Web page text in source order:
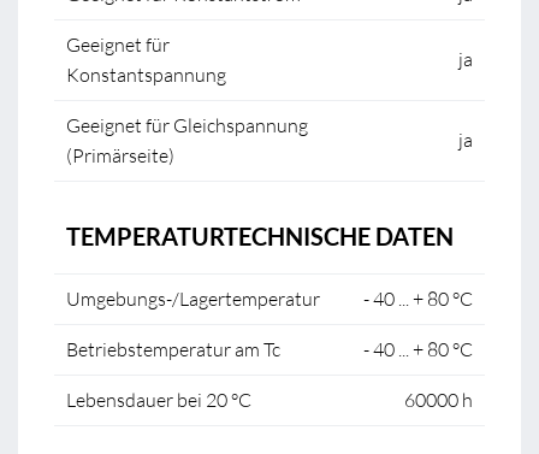
Geeignet für
Konstantspannung
ja
Geeignet für Gleichspannung
(Primärseite)
ja
TEMPERATURTECHNISCHE DATEN
Umgebungs-/Lagertemperatur - 40 ... + 80 °C
Betriebstemperatur am Tc - 40 ... + 80 °C
Lebensdauer bei 20 °C 60000 h